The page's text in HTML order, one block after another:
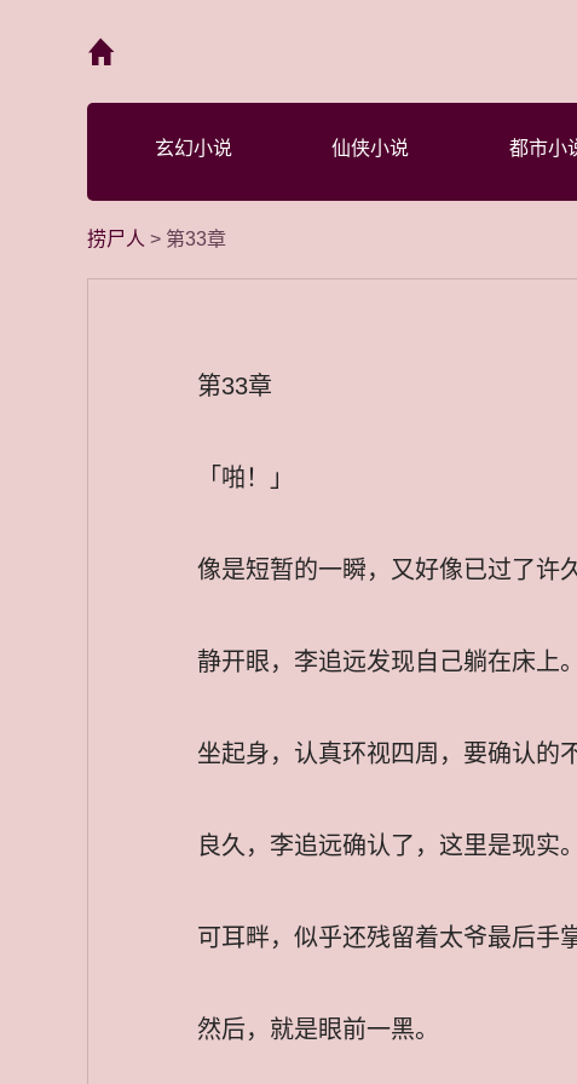
玄幻小说 仙侠小说 都市小
捞尸人 > 第33章
第33章
「啪！」
像是短暂的一瞬，又好像已过了许久
静开眼，李追远发现自己躺在床上。
坐起身，认真环视四周，要确认的
良久，李追远确认了，这里是现实。
可耳畔，似乎还残留着太爷最后手
然后，就是眼前一黑。